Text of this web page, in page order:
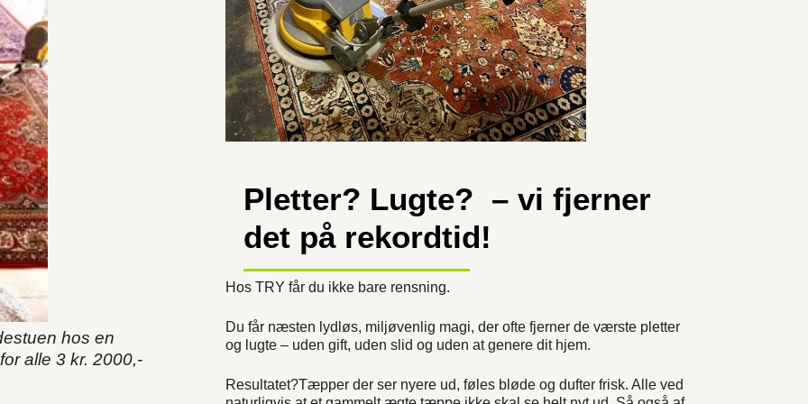
hos en
alle 3 kr. 2000,-
Pletter? Lugte? – vi fjerner
det på rekordtid!
Hos TRY får du ikke bare rensning.
Du får næsten lydløs, miljøvenlig magi, der ofte fjerner de værste pletter
og lugte – uden gift, uden slid og uden at genere dit hjem.
Resultatet?Tæpper der ser nyere ud, føles bløde og dufter frisk. Alle ved